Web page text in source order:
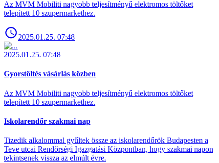
Az MVM Mobiliti nagyobb teljesítményű elektromos töltőket
telepített 10 szupermarkethez.
2025.01.25. 07:48
2025.01.25. 07:48
Gyorstöltés vásárlás közben
Az MVM Mobiliti nagyobb teljesítményű elektromos töltőket
telepített 10 szupermarkethez.
Iskolarendőr szakmai nap
Tizedik alkalommal gyűltek össze az iskolarendőrök Budapesten a
Teve utcai Rendőrségi Igazgatási Központban, hogy szakmai napon
tekintsenek vissza az elmúlt évre.